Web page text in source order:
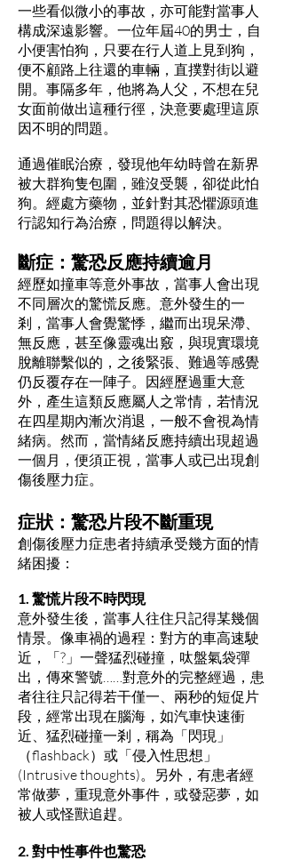
一些看似微小的事故，亦可能對當事人
構成深遠影響。一位年屆40的男士，自
小便害怕狗，只要在行人道上見到狗，
便不顧路上往還的車輛，直撲對街以避
開。事隔多年，他將為人父，不想在兒
女面前做出這種行徑，決意要處理這原
因不明的問題。
通過催眠治療，發現他年幼時曾在新界
被大群狗隻包圍，雖沒受襲，卻從此怕
狗。經處方藥物，並針對其恐懼源頭進
行認知行為治療，問題得以解決。
斷症：驚恐反應持續逾月
經歷如撞車等意外事故，當事人會出現
不同層次的驚慌反應。意外發生的一
剎，當事人會覺驚悸，繼而出現呆滯、
無反應，甚至像靈魂出竅，與現實環境
脫離聯繫似的，之後緊張、難過等感覺
仍反覆存在一陣子。因經歷過重大意
外，產生這類反應屬人之常情，若情況
在四星期內漸次消退，一般不會視為情
緒病。然而，當情緒反應持續出現超過
一個月，便須正視，當事人或已出現創
傷後壓力症。
症狀：驚恐片段不斷重現
創傷後壓力症患者持續承受幾方面的情
緒困擾：
1. 驚慌片段不時閃現
意外發生後，當事人往住只記得某幾個
情景。像車禍的過程：對方的車高速駛
近，「?」一聲猛烈碰撞，呔盤氣袋彈
出，傳來警號……對意外的完整經過，患
者往往只記得若干僅一、兩秒的短促片
段，經常出現在腦海，如汽車快速衝
近、猛烈碰撞一剎，稱為「閃現」
（flashback）或「侵入性思想」
(Intrusive thoughts)。另外，有患者經
常做夢，重現意外事件，或發惡夢，如
被人或怪獸追趕。
2. 對中性事件也驚恐